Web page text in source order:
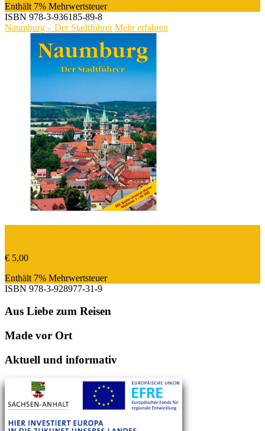
Enthält 7% Mehrwertsteuer
ISBN 978-3-936185-89-8
Naumburg – Der Stadtführer Mehr erfahren
€ 5,00
Enthält 7% Mehrwertsteuer
ISBN 978-3-928977-31-9
Aus Liebe zum Reisen
Made vor Ort
Aktuell und informativ